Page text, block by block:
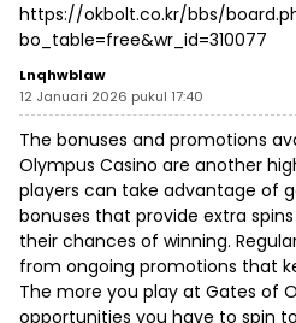
https://okbolt.co.kr/bbs/
bo_table=free&wr_id=310077
Lnqhwblaw
12 Januari 2026 pukul 17:40
The bonuses and promotions
Olympus Casino are another
players can take advantage of
bonuses that provide extra
their chances of winning.
from ongoing promotions that
The more you play at Gates of
opportunities you have to spin